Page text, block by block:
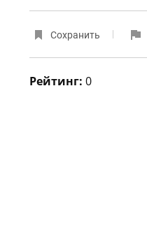
Сохранить
Рейтинг: 0